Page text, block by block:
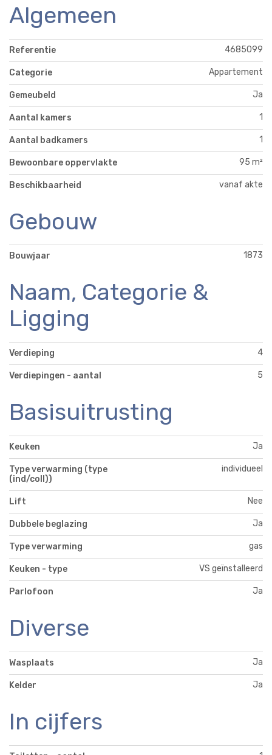
Algemeen
Referentie 4685099
Categorie Appartement
Gemeubeld Ja
Aantal kamers 1
Aantal badkamers 1
Bewoonbare oppervlakte 95 m²
Beschikbaarheid vanaf akte
Gebouw
Bouwjaar 1873
Naam, Categorie &
Ligging
Verdieping 4
Verdiepingen - aantal 5
Basisuitrusting
Keuken Ja
Type verwarming (type
(ind/coll))
individueel
Lift Nee
Dubbele beglazing Ja
Type verwarming gas
Keuken - type VS geïnstalleerd
Parlofoon Ja
Diverse
Wasplaats Ja
Kelder Ja
In cijfers